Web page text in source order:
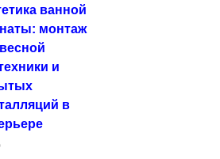
ванной
монтаж
и
в